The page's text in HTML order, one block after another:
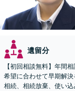
遺留分
【初回相談無料】年間
希望に合わせて早期解
相続、相続放棄、使い込